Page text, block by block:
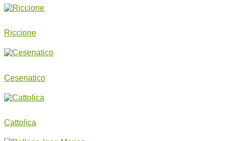
Riccione
Cesenatico
Cattolica